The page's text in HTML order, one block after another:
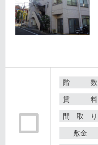
階 数
賃 料
間 取 り
敷金